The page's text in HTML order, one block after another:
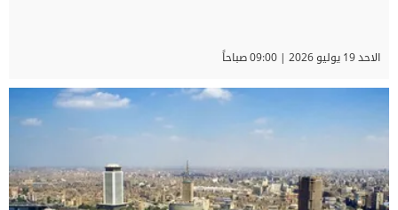
الاحد 19 يوليو 2026 | 09:00 صباحاً